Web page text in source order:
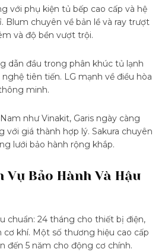
với phụ kiện tủ bếp cao cấp và hệ
Blum chuyên về bản lề và ray trượt
và độ bền vượt trội.
dẫn đầu trong phân khúc tủ lạnh
tiên tiến. LG mạnh về điều hòa
minh.
như Vinakit, Garis ngày càng
với giá thành hợp lý. Sakura chuyên
lưới bảo hành rộng khắp.
Vụ Bảo Hành Và Hậu
chuẩn: 24 tháng cho thiết bị điện,
cơ khí. Một số thương hiệu cao cấp
đến 5 năm cho động cơ chính.